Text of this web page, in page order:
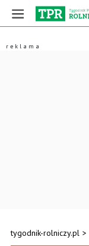
tygodnik-rolniczy.pl >